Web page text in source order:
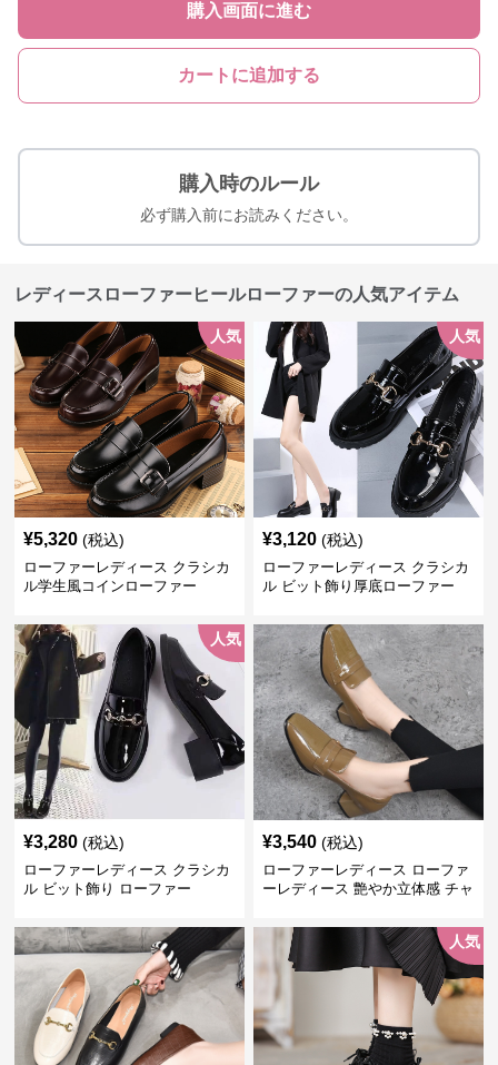
購入画面に進む
カートに追加する
購入時のルール
必ず購入前にお読みください。
レディースローファーヒールローファーの人気アイテム
人気
¥5,320 (税込)
ローファーレディース クラシカ
ル学生風コインローファー
人気
¥3,120 (税込)
ローファーレディース クラシカ
ル ビット飾り厚底ローファー
人気
¥3,280 (税込)
ローファーレディース クラシカ
ル ビット飾り ローファー
¥3,540 (税込)
ローファーレディース ローファ
ーレディース 艶やか立体感 チャ
人気